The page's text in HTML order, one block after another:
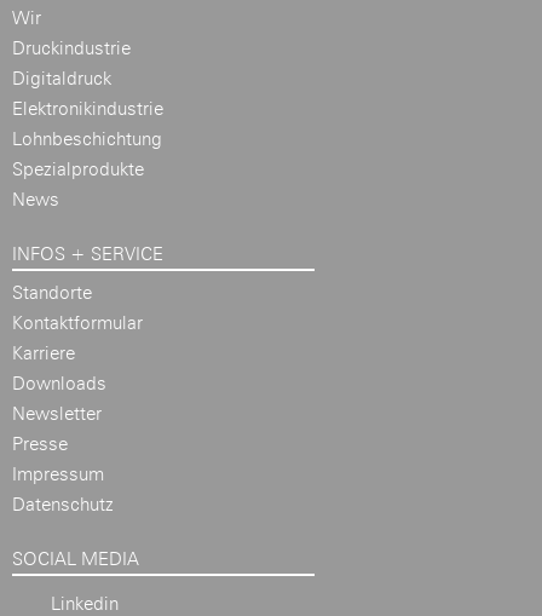
Wir
Druckindustrie
Digitaldruck
Elektronikindustrie
Lohnbeschichtung
Spezialprodukte
News
INFOS + SERVICE
Standorte
Kontaktformular
Karriere
Downloads
Newsletter
Presse
Impressum
Datenschutz
SOCIAL MEDIA
Linkedin